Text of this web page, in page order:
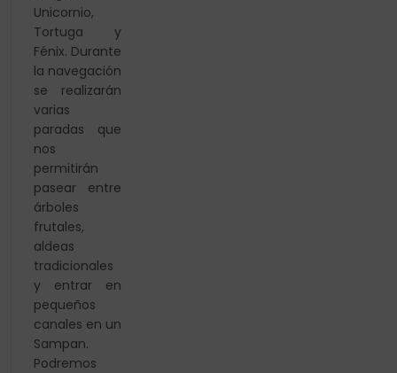
Unicornio,
Tortuga y
Fénix. Durante
la navegación
se realizarán
varias
paradas que
nos
permitirán
pasear entre
árboles
frutales,
aldeas
tradicionales
y entrar en
pequeños
canales en un
Sampan.
Podremos